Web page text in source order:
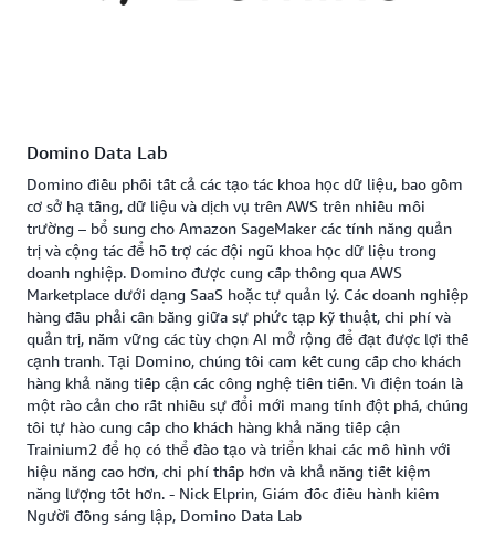
Domino Data Lab
Domino điều phối tất cả các tạo tác khoa học dữ liệu, bao gồm
cơ sở hạ tầng, dữ liệu và dịch vụ trên AWS trên nhiều môi
trường – bổ sung cho Amazon SageMaker các tính năng quản
trị và cộng tác để hỗ trợ các đội ngũ khoa học dữ liệu trong
doanh nghiệp. Domino được cung cấp thông qua AWS
Marketplace dưới dạng SaaS hoặc tự quản lý. Các doanh nghiệp
hàng đầu phải cân bằng giữa sự phức tạp kỹ thuật, chi phí và
quản trị, nắm vững các tùy chọn AI mở rộng để đạt được lợi thế
cạnh tranh. Tại Domino, chúng tôi cam kết cung cấp cho khách
hàng khả năng tiếp cận các công nghệ tiên tiến. Vì điện toán là
một rào cản cho rất nhiều sự đổi mới mang tính đột phá, chúng
tôi tự hào cung cấp cho khách hàng khả năng tiếp cận
Trainium2 để họ có thể đào tạo và triển khai các mô hình với
hiệu năng cao hơn, chi phí thấp hơn và khả năng tiết kiệm
năng lượng tốt hơn. - Nick Elprin, Giám đốc điều hành kiêm
Người đồng sáng lập, Domino Data Lab